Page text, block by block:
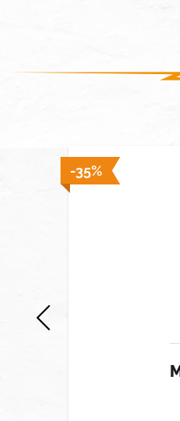
-35%